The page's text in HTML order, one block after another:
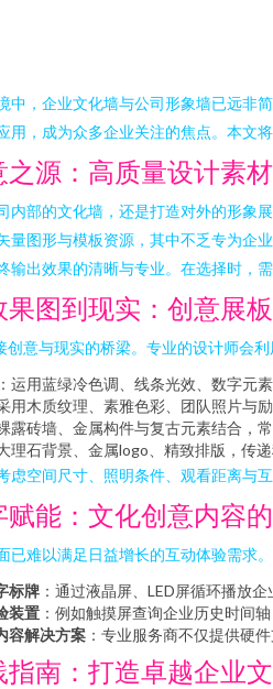
中，企业文化墙与公司形象墙已远非
用，成为众多企业关注的焦点。本文
之源：高质量设计素
内部的文化墙，还是打造对外的形象
量图形与模板资源，其中不乏专为企
输出效果的清晰与专业。在选择时，
果图到现实：创意展
创意与现实的桥梁。专业的设计师会
：运用蓝绿冷色调、线条光效、数字元
用木质纹理、素雅色彩、团队照片与
露砖墙、金属构件与复古元素结合，
理石背景、金属logo、精致排版，传递
虑空间尺寸、照明条件、观看距离与
赋能：文化创意内容
已难以满足日益增长的互动体验需求
标牌 ：通过液晶屏、LED屏循环播放
装置 ：例如触摸屏查询企业历史时间
容解决方案 ：专业服务商不仅提供硬
指南：打造卓越企业